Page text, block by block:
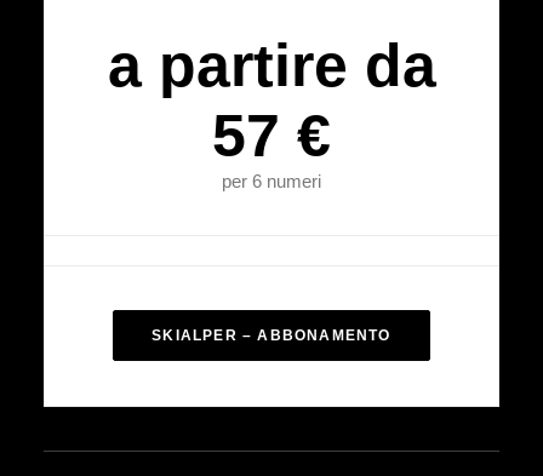
a partire da
57 €
per 6 numeri
SKIALPER – ABBONAMENTO